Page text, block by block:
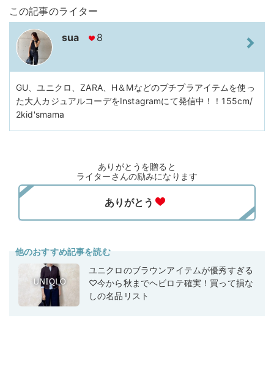
この記事のライター
sua 8
GU、ユニクロ、ZARA、H＆Mなどのプチプラアイテムを使っ
た大人カジュアルコーデをInstagramにて発信中！！155cm/
2kid'smama
ありがとうを贈ると
ライターさんの励みになります
他のおすすめ記事を読む
ユニクロのブラウンアイテムが優秀すぎる
♡今から秋までヘビロテ確実！買って損な
しの名品リスト